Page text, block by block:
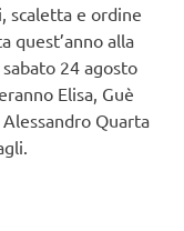
scaletta e ordine
quest’anno alla
24 agosto
Elisa, Guè
Quarta